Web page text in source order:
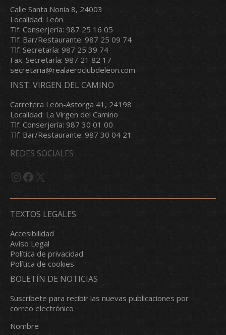
Calle Santa Nonia 8, 24003
Localidad: León
Tlf. Conserjería: 987 25 16 05
Tlf. Bar/Restaurante: 987 25 09 74
Tlf. Secretaría: 987 25 39 74
Fax. Secretaría: 987 21 82 17
secretaria@realaeroclubdeleon.com
INST. VIRGEN DEL CAMINO
Carretera León-Astorga 41, 24198
Localidad: La Virgen del Camino
Tlf. Conserjería: 987 30 01 00
Tlf. Bar/Restaurante: 987 30 04 21
REDES SOCIALES
Instagram
Facebook
X
TEXTOS LEGALES
Accesibilidad
Aviso Legal
Política de privacidad
Política de cookies
BOLETÍN DE NOTICIAS
Suscríbete para recibir las nuevas publicaciones por
correo electrónico
Nombre